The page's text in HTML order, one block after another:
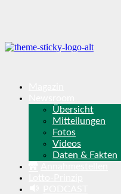
Übersicht
Mitteilungen
Fotos
Videos
Daten & Fakten